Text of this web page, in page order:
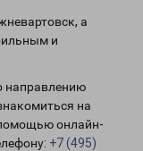
а
и
направлению
на
помощью онлайн-
+7 (495)